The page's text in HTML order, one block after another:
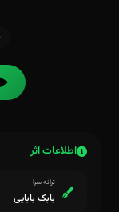
اطلاعات اثر
ترانه سرا
بابک بابایی